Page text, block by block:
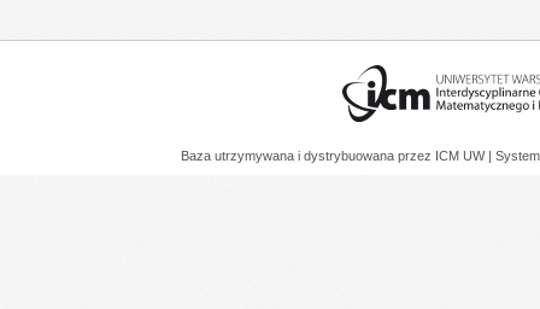
Baza utrzymywana i dystrybuowana przez ICM UW |